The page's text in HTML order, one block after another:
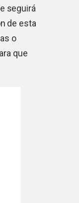
seguirá
de esta
o
que